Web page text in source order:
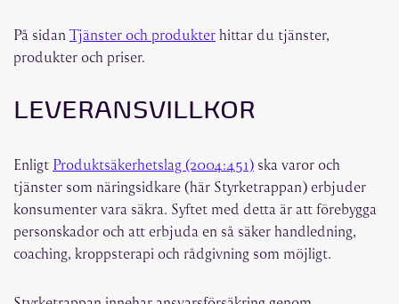
På sidan Tjänster och produkterhittar du tjänster,
produkter och priser.
LEVERANSVILLKOR
Enligt Produktsäkerhetslag (2004:451) ska varor och
tjänster som näringsidkare (här Styrketrappan) erbjuder
konsumenter vara säkra. Syftet med detta är att förebygga
personskador och att erbjuda en så säker handledning,
coaching, kroppsterapi och rådgivning som möjligt.